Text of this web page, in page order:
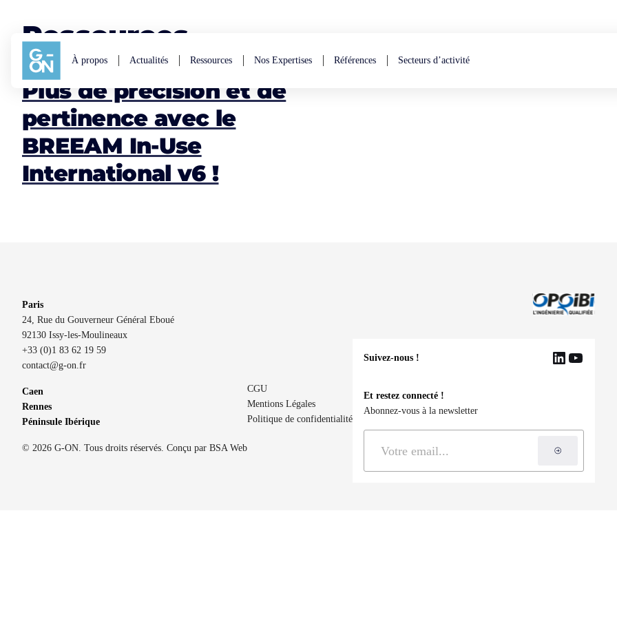
À propos Actualités Ressources Nos Expertises Références Secteurs d’activité
Ressources
Plus de précision et de
pertinence avec le
BREEAM In-Use
International v6 !
Paris
24, Rue du Gouverneur Général Eboué
92130 Issy-les-Moulineaux
+33 (0)1 83 62 19 59
contact@g-on.fr
Caen
Rennes
Péninsule Ibérique
© 2026 G-ON. Tous droits réservés. Conçu par BSA Web
CGU
Mentions Légales
Politique de confidentialité
Suivez-nous ! LinkedIn
Et restez connecté !
Abonnez-vous à la newsletter